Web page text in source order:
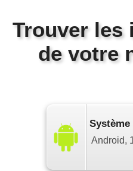
Trouver les
de votre
Système
Android,